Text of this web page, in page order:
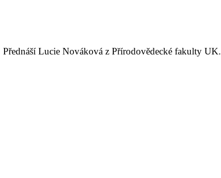
Přednáší Lucie Nováková z Přírodovědecké fakulty UK.